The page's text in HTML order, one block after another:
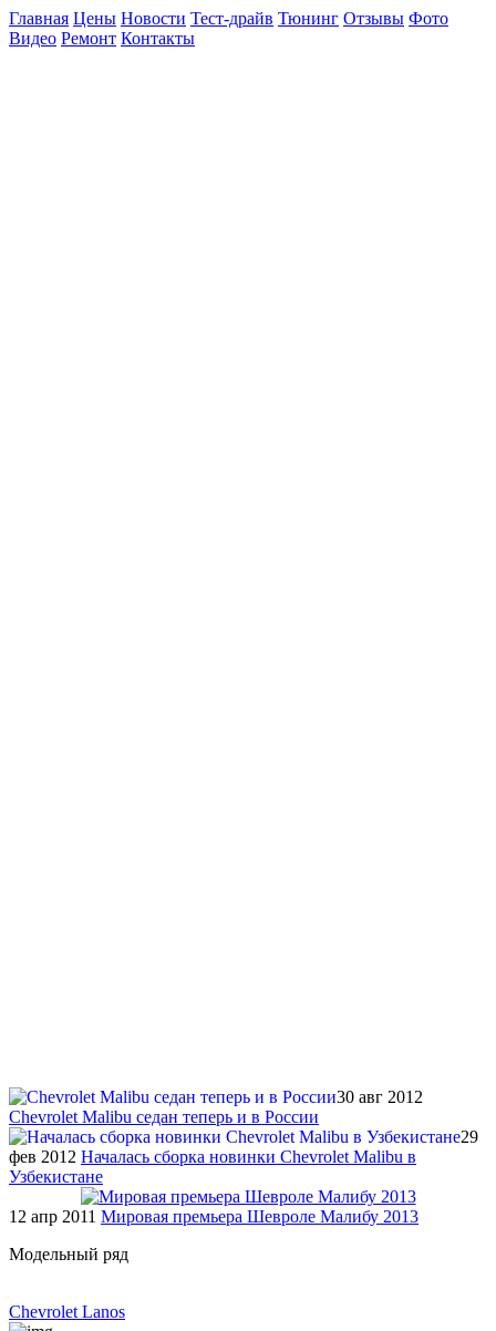
Главная Цены Новости Тест-драйв Тюнинг Отзывы Фото
Видео Ремонт Контакты
30 авг 2012
Chevrolet Malibu седан теперь и в России
29
фев 2012 Началась сборка новинки Сhevrolet Malibu в
Узбекистане
12 апр 2011 Мировая премьера Шевроле Малибу 2013
Модельный ряд
Chevrolet Lanos